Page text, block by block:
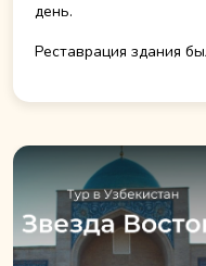
день.
Реставрация здания